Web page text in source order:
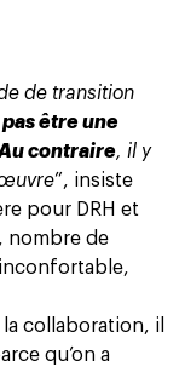
de transition
être une
contraire, il y
”, insiste
pour DRH et
nombre de
la collaboration, il
qu’on a